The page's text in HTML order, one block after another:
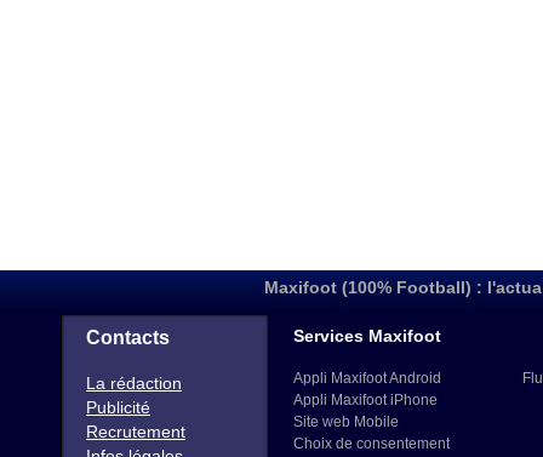
Maxifoot (100% Football) :
Contacts
La rédaction
Publicité
Recrutement
Services Maxifoot
Appli Maxifoot Android
Appli Maxifoot iPhone
Site web Mobile
Choix de consentement